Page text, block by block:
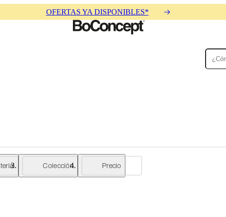
OFERTAS YA DISPONIBLES*
Colección Precio